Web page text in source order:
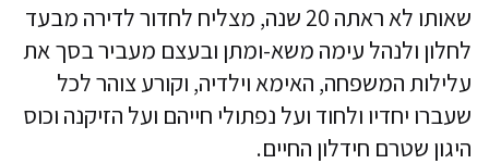
שאותו לא ראתה 20 שנה, מצליח לחדור לדירה מבעד
לחלון ולנהל עימה משא-ומתן ובעצם מעביר בסך את
עלילות המשפחה, האימא וילדיה, וקורע צוהר לכל
שעברו יחדיו ולחוד ועל נפתולי חייהם ועל הזיקנה וכוס
היגון שטרם חידלון החיים.